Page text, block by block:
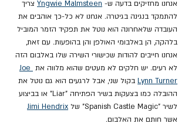
אנחנו מחזיקים בדעה ש- Yngwie Malmsteen צריך
להתמקד בנגינה בגיטרה. אנחנו לא כל-כך אוהבים את
העובדה שלאחרונה הוא נוטל את תפקיד הזמר המוביל
בלהקה, הן באלבומי האולפן והן בהופעות. עם זאת,
אנחנו חייבים להודות שכישורי השירה שלו באלבום הזה
לא רעים. יש חלקים לא מעטים שהוא מלווה את Joe
Lynn Turner בקול שני, אבל לרגעים הוא גם נוטל את
ההובלה כמו בצעקות בשיר הפתיחה "Liar" או בביצוע
לשיר "Spanish Castle Magic" של
Jimi Hendrix
אשר חותם את האלבום.